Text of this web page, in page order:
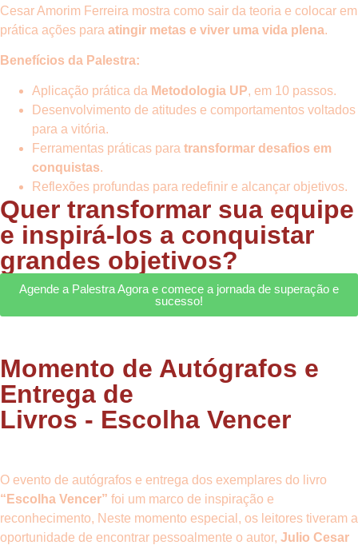
Cesar Amorim Ferreira mostra como sair da teoria e colocar em
prática ações para atingir metas e viver uma vida plena.
Benefícios da Palestra:
Aplicação prática da Metodologia UP, em 10 passos.
Desenvolvimento de atitudes e comportamentos voltados
para a vitória.
Ferramentas práticas para transformar desafios em
conquistas.
Reflexões profundas para redefinir e alcançar objetivos.
Quer transformar sua equipe
e inspirá-los a conquistar
grandes objetivos?
Agende a Palestra Agora e comece a jornada de superação e
sucesso!
Momento de Autógrafos e
Entrega de
Livros - Escolha Vencer
O evento de autógrafos e entrega dos exemplares do livro
“Escolha Vencer” foi um marco de inspiração e
reconhecimento, Neste momento especial, os leitores tiveram a
oportunidade de encontrar pessoalmente o autor, Julio Cesar